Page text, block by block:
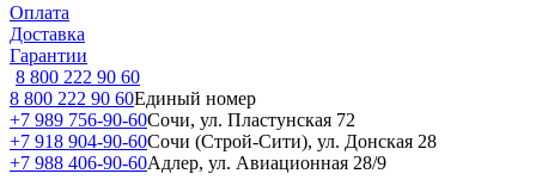
Оплата
Доставка
Гарантии
8 800 222 90 60
8 800 222 90 60Единый номер
+7 989 756-90-60Сочи, ул. Пластунская 72
+7 918 904-90-60Сочи (Строй-Сити), ул. Донская 28
+7 988 406-90-60Адлер, ул. Авиационная 28/9